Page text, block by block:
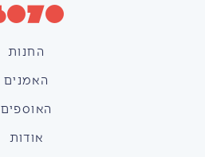
החנות
האמנים
האוספים
אודות